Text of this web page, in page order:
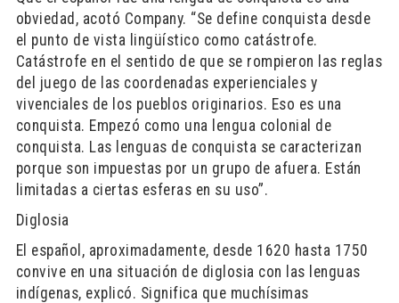
obviedad, acotó Company. “Se define conquista desde
el punto de vista lingüístico como catástrofe.
Catástrofe en el sentido de que se rompieron las reglas
del juego de las coordenadas experienciales y
vivenciales de los pueblos originarios. Eso es una
conquista. Empezó como una lengua colonial de
conquista. Las lenguas de conquista se caracterizan
porque son impuestas por un grupo de afuera. Están
limitadas a ciertas esferas en su uso”.
Diglosia
El español, aproximadamente, desde 1620 hasta 1750
convive en una situación de diglosia con las lenguas
indígenas, explicó. Significa que muchísimas